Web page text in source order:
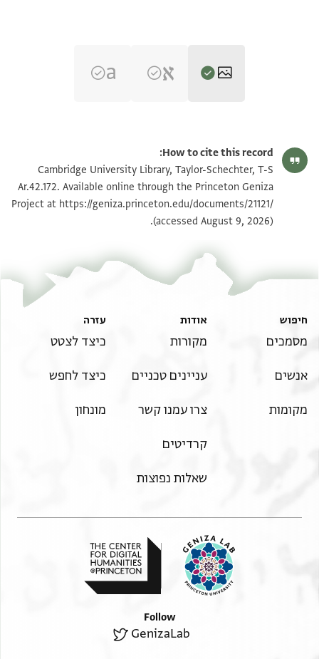
T-S Ar.42.172 1v הגדל וסובב
תנאי היתר שימוש בתצלום
How to cite this record:
Cambridge University Library, Taylor-Schechter, T-S
Ar.42.172. Available online through the Princeton Geniza
Project athttps://geniza.princeton.edu/documents/21121/
(accessed August 9, 2026).
חיפוש
מסמכים
אנשים
מקומות
אודות
מקורות
עניינים טכניים
צרו עמנו קשר
קרדיטים
שאלות נפוצות
עזרה
כיצד לצטט
כיצד לחפש
מונחון
Follow
GenizaLab